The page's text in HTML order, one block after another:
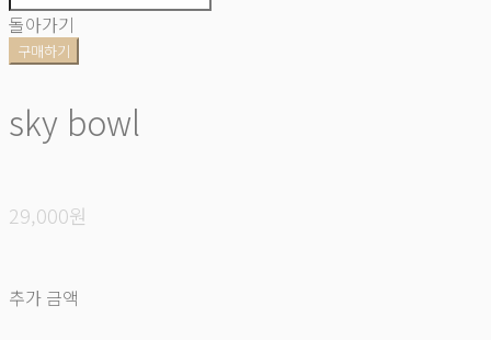
돌아가기
구매하기
sky bowl
29,000원
추가 금액